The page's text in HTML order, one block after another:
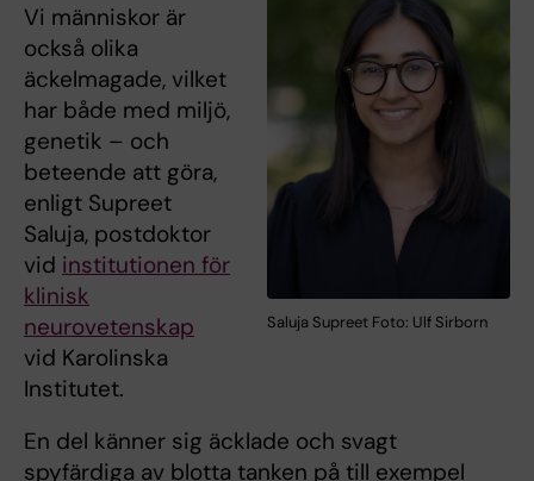
Saluja Supreet Foto: Ulf Sirborn
Vi människor är
också olika
äckelmagade, vilket
har både med miljö,
genetik – och
beteende att göra,
enligt Supreet
Saluja, postdoktor
vid institutionen för
klinisk
neurovetenskap
vid Karolinska
Institutet.
En del känner sig äcklade och svagt
spyfärdiga av blotta tanken på till exempel